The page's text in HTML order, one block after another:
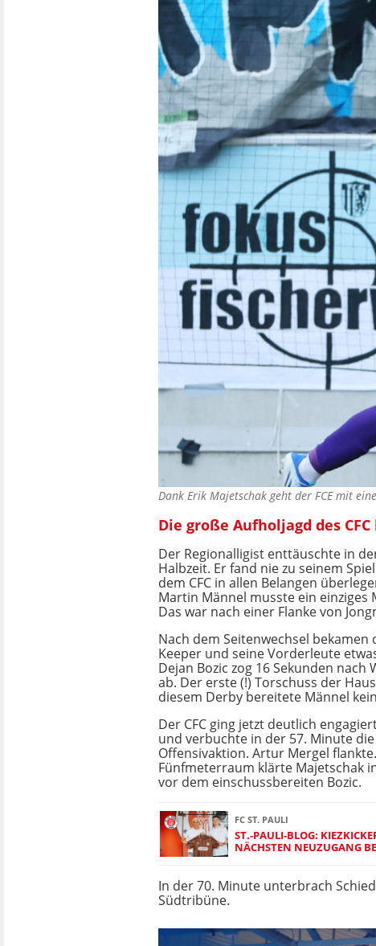
Dank Erik Majetschak geht der FCE mit
Die große Aufholjagd des
Der Regionalligist enttäuschte in
Halbzeit. Er fand nie zu seinem
dem CFC in allen Belangen
Martin Männel musste ein einziges
Das war nach einer Flanke von
Nach dem Seitenwechsel bekamen
Keeper und seine Vorderleute
Dejan Bozic zog 16 Sekunden nach
ab. Der erste (!) Torschuss der
diesem Derby bereitete Männel
Der CFC ging jetzt deutlich
und verbuchte in der 57. Minute
Offensivaktion. Artur Mergel
Fünfmeterraum klärte Majetschak
vor dem einschussbereiten Bozic.
FC ST. PAULI
ST.-PAULI-BLOG:
NÄCHSTEN NEUZUGANG
In der 70. Minute unterbrach
Südtribüne.